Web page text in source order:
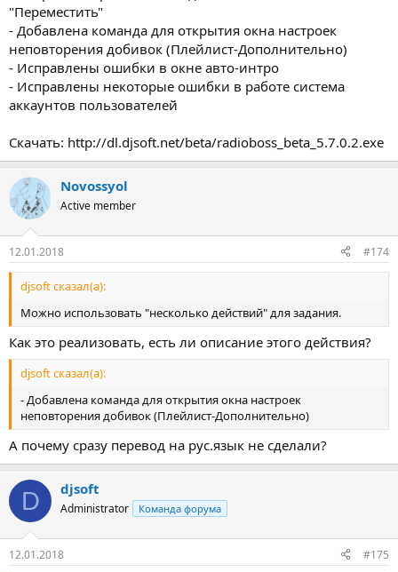
"Переместить"
- Добавлена команда для открытия окна настроек
неповторения добивок (Плейлист-Дополнительно)
- Исправлены ошибки в окне авто-интро
- Исправлены некоторые ошибки в работе система
аккаунтов пользователей
Скачать: http://dl.djsoft.net/beta/radioboss_beta_5.7.0.2.exe
Novossyol
Active member
12.01.2018 #174
djsoft сказал(а):
Можно использовать "несколько действий" для задания.
Как это реализовать, есть ли описание этого действия?
djsoft сказал(а):
- Добавлена команда для открытия окна настроек
неповторения добивок (Плейлист-Дополнительно)
А почему сразу перевод на рус.язык не сделали?
D djsoft
Administrator Команда форума
12.01.2018 #175